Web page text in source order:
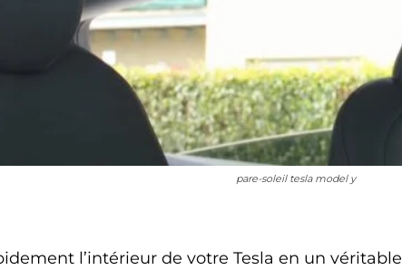
pare-soleil tesla model y
l’intérieur de votre Tesla en un véritable